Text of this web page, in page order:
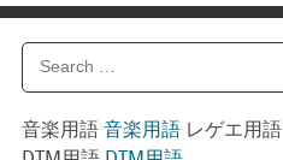
音楽用語 音楽用語レゲエ用語